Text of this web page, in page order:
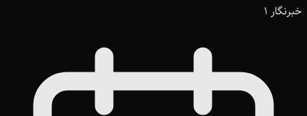
خبرنگار 1